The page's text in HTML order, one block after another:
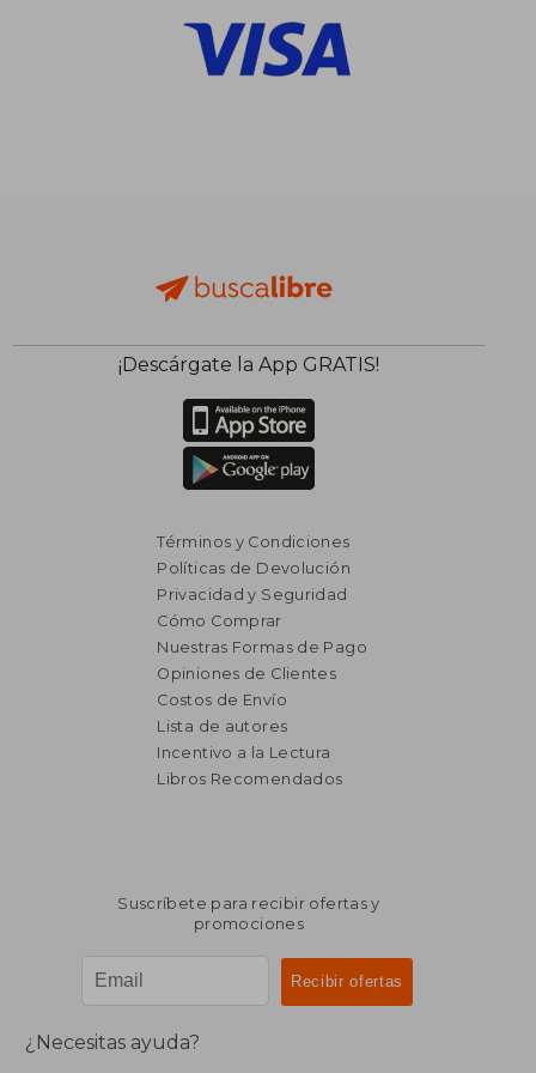
¡Descárgate la App GRATIS!
Términos y Condiciones
Políticas de Devolución
Privacidad y Seguridad
Cómo Comprar
Nuestras Formas de Pago
Opiniones de Clientes
Costos de Envío
Lista de autores
Incentivo a la Lectura
Libros Recomendados
Suscríbete para recibir ofertas y
promociones
¿Necesitas ayuda?